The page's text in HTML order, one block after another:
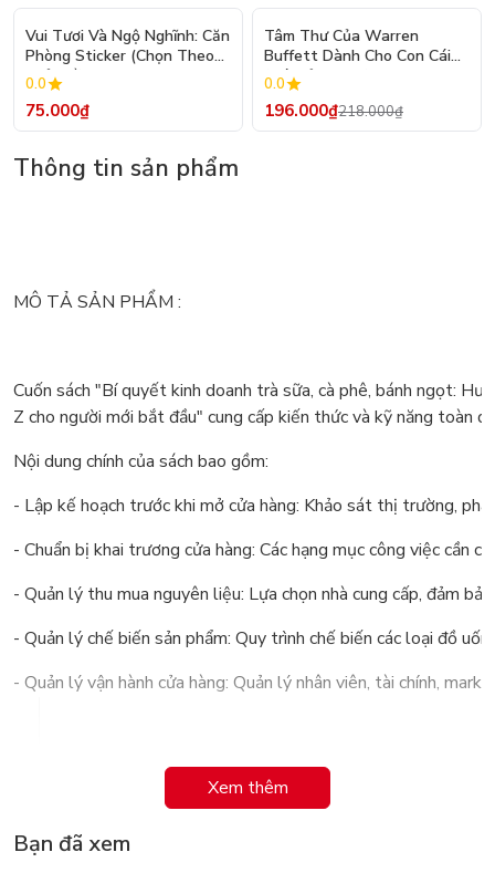
Vui Tươi Và Ngộ Nghĩnh: Căn
Phòng Sticker (Chọn Theo
Chủ Đề) - Hơn 250 Sticker
0.0
75.000₫
Tâm Thư Của Warren
Buffett Dành Cho Con Cái
(Tái Bản 2026)
0.0
196.000₫218.000₫
Thông tin sản phẩm
MÔ TẢ SẢN PHẨM :
Cuốn sách "Bí quyết kinh doanh trà sữa, cà phê, bánh ngọt:
Z cho người mới bắt đầu" cung cấp kiến thức và kỹ năng toàn
Nội dung chính của sách bao gồm:
- Lập kế hoạch trước khi mở cửa hàng: Khảo sát thị trường,
- Chuẩn bị khai trương cửa hàng: Các hạng mục công việc cần
- Quản lý thu mua nguyên liệu: Lựa chọn nhà cung cấp, đảm
- Quản lý chế biến sản phẩm: Quy trình chế biến các loại đồ
- Quản lý vận hành cửa hàng: Quản lý nhân viên, tài chính,
Xem thêm
Bạn đã xem